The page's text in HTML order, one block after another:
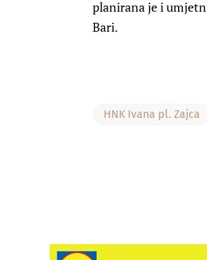
planirana je i
Bari.
HNK Ivana pl. Zajca